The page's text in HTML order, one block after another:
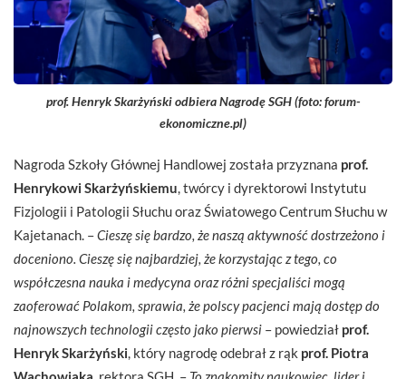
prof. Henryk Skarżyński odbiera Nagrodę SGH (foto: forum-
ekonomiczne.pl)
Nagroda Szkoły Głównej Handlowej została przyznana prof.
Henrykowi Skarżyńskiemu, twórcy i dyrektorowi Instytutu
Fizjologii i Patologii Słuchu oraz Światowego Centrum Słuchu w
Kajetanach. –Cieszę się bardzo, że naszą aktywność dostrzeżono i
doceniono. Cieszę się najbardziej, że korzystając z tego, co
współczesna nauka i medycyna oraz różni specjaliści mogą
zaoferować Polakom, sprawia, że polscy pacjenci mają dostęp do
najnowszych technologii często jako pierwsi – powiedział prof.
Henryk Skarżyński, który nagrodę odebrał z rąk prof. Piotra